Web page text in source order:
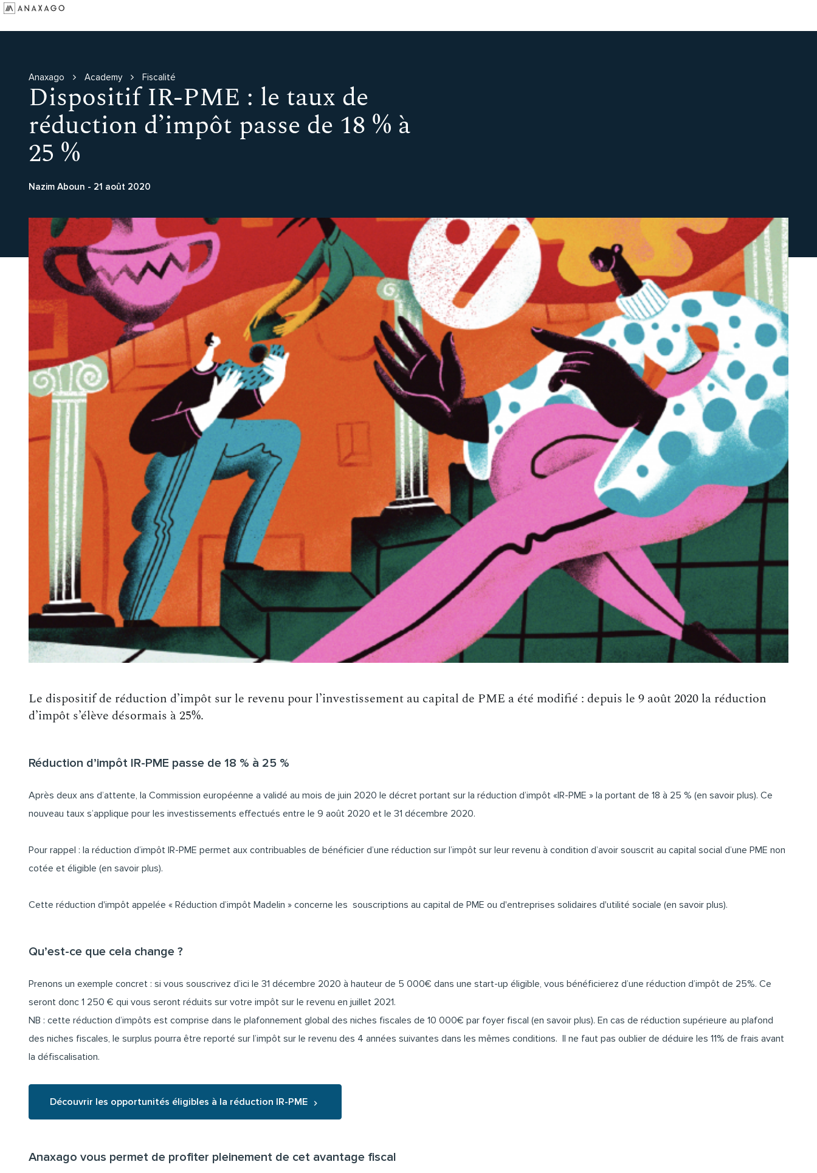
Ressources
Anaxago Academy Fiscalité
Dispositif IR-PME : le taux de
réduction d’impôt passe de 18 % à
25 %
Nazim Aboun - 21 août 2020
Le dispositif de réduction d’impôt sur le revenu pour l’investissement au capital de PME a été modifié : depuis le 9 août 2020 la réduction
d’impôt s’élève désormais à 25%.
Réduction d’impôt IR-PME passe de 18 % à 25 %
Après deux ans d’attente, la Commission européenne a validé au mois de juin 2020 le décret portant sur la réduction d’impôt «IR-PME » la portant de 18 à 25 % (en savoir plus). Ce
nouveau taux s’applique pour les investissements effectués entre le 9 août 2020 et le 31 décembre 2020.
Pour rappel : la réduction d’impôt IR-PME permet aux contribuables de bénéficier d’une réduction sur l’impôt sur leur revenu à condition d’avoir souscrit au capital social d’une PME non
cotée et éligible (en savoir plus).
Cette réduction d'impôt appelée « Réduction d’impôt Madelin » concerne les souscriptions au capital de PME ou d'entreprises solidaires d'utilité sociale (en savoir plus).
Qu’est-ce que cela change ?
Prenons un exemple concret : si vous souscrivez d’ici le 31 décembre 2020 à hauteur de 5 000€ dans une start-up éligible, vous bénéficierez d’une réduction d’impôt de 25%. Ce
seront donc 1 250 € qui vous seront réduits sur votre impôt sur le revenu en juillet 2021.
NB : cette réduction d’impôts est comprise dans le plafonnement global des niches fiscales de 10 000€ par foyer fiscal (en savoir plus). En cas de réduction supérieure au plafond
des niches fiscales, le surplus pourra être reporté sur l’impôt sur le revenu des 4 années suivantes dans les mêmes conditions. Il ne faut pas oublier de déduire les 11% de frais avant
la défiscalisation.
Découvrir les opportunités éligibles à la réduction IR-PME
Anaxago vous permet de profiter pleinement de cet avantage fiscal